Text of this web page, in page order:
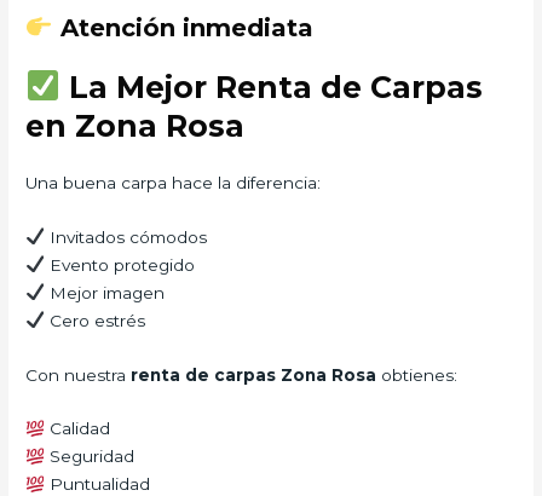
Atención inmediata
La Mejor Renta de Carpas
en Zona Rosa
Una buena carpa hace la diferencia:
Invitados cómodos
Evento protegido
Mejor imagen
Cero estrés
Con nuestra renta de carpas Zona Rosa obtienes:
Calidad
Seguridad
Puntualidad